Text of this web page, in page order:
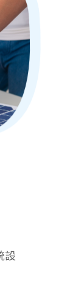
設